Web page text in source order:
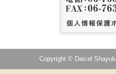
Copyright © Daicel